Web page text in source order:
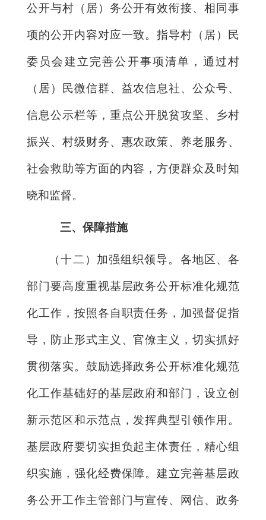
公开与村（居）务公开有效衔接、相同事
项的公开内容对应一致。指导村（居）民
委员会建立完善公开事项清单，通过村
（居）民微信群、益农信息社、公众号、
信息公示栏等，重点公开脱贫攻坚、乡村
振兴、村级财务、惠农政策、养老服务、
社会救助等方面的内容，方便群众及时知
晓和监督。
三、保障措施
（十二）加强组织领导。各地区、各
部门要高度重视基层政务公开标准化规范
化工作，按照各自职责任务，加强督促指
导，防止形式主义、官僚主义，切实抓好
贯彻落实。鼓励选择政务公开标准化规范
化工作基础好的基层政府和部门，设立创
新示范区和示范点，发挥典型引领作用。
基层政府要切实担负起主体责任，精心组
织实施，强化经费保障。建立完善基层政
务公开工作主管部门与宣传、网信、政务